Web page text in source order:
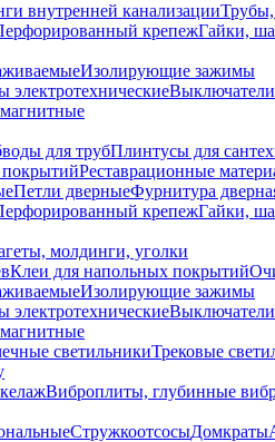
внутренней канализации
крепежГайки,
Изолирующие зажимы
для трубПлинтусы для
Реставрационные
Петли дверныеФурнитура
крепежГайки,
молдинги, уголки
Клеи для напольных покрытий
Изолирующие зажимы
светильникиТрековые
Виброплиты, глубинные
СтружкоотсосыДомкраты